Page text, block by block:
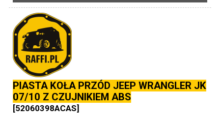
PIASTA KOŁA PRZÓD JEEP WRANGLER JK
07/10 Z CZUJNIKIEM ABS
[52060398ACAS]